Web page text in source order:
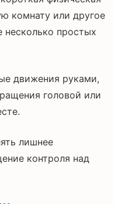
комнату или другое
несколько простых
движения руками,
головой или
лишнее
контроля над